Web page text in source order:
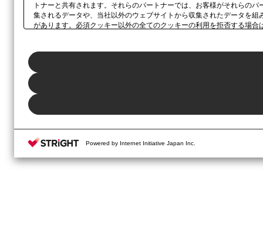
トナーと共有されます。それらのパートナーでは、お客様がそれらの
集されるデータや、当社以外のウェブサイトから収集されたデータを
があります。必須クッキー以外の全てのクッキーの利用を拒否する場
Powered by Internet Initiative Japan Inc.